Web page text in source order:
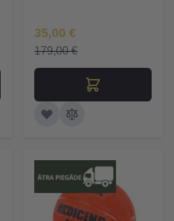
Īpaša Cena
35,00 €
179,00 €